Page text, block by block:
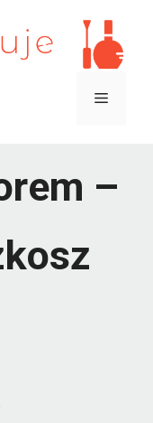
Menu
–